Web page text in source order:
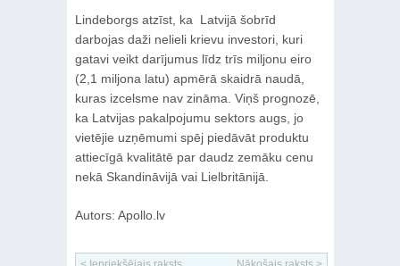
Lindeborgs atzīst, ka Latvijā šobrīd
darbojas daži nelieli krievu investori, kuri
gatavi veikt darījumus līdz trīs miljonu eiro
(2,1 miljona latu) apmērā skaidrā naudā,
kuras izcelsme nav zināma. Viņš prognozē,
ka Latvijas pakalpojumu sektors augs, jo
vietējie uzņēmumi spēj piedāvāt produktu
attiecīgā kvalitātē par daudz zemāku cenu
nekā Skandināvijā vai Lielbritānijā.
Autors: Apollo.lv